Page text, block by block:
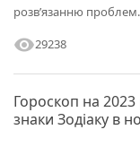
розв’язанню проблем.
visibility29238
Гороскоп на
знаки Зодіаку в